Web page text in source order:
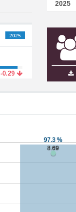
2025
-0.29